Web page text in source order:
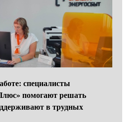
специалисты
помогают решать
в трудных